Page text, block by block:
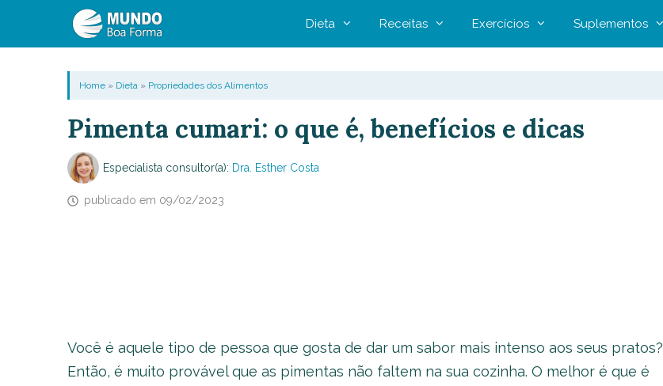
Dieta Receitas Exercícios Suplementos
Home» Dieta» Propriedades dos Alimentos
Pimenta cumari: o que é, benefícios e dicas
Especialista consultor(a): Dra. Esther Costa
publicado em 09/02/2023
Você é aquele tipo de pessoa que gosta de dar um sabor mais intenso aos seus pratos?
Então, é muito provável que as pimentas não faltem na sua cozinha. O melhor é que é